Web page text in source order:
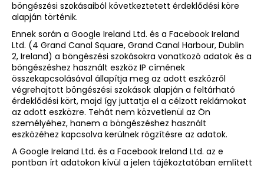
böngészési szokásaiból következtetett érdeklődési köre
alapján történik.
Ennek során a Google Ireland Ltd. és a Facebook Ireland
Ltd. (4 Grand Canal Square, Grand Canal Harbour, Dublin
2, Ireland) a böngészési szokásokra vonatkozó adatok és a
böngészéshez használt eszköz IP címének
összekapcsolásával állapítja meg az adott eszközről
végrehajtott böngészési szokások alapján a feltárható
érdeklődési kört, majd így juttatja el a célzott reklámokat
az adott eszközre. Tehát nem közvetlenül az Ön
személyéhez, hanem a böngészéshez használt
eszközéhez kapcsolva kerülnek rögzítésre az adatok.
A Google Ireland Ltd. és a Facebook Ireland Ltd. az e
pontban írt adatokon kívül a jelen tájékoztatóban említett